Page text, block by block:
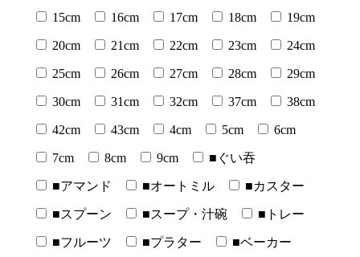
15cm 16cm 17cm 18cm 19cm
20cm 21cm 22cm 23cm 24cm
25cm 26cm 27cm 28cm 29cm
30cm 31cm 32cm 37cm 38cm
42cm 43cm 4cm 5cm 6cm
7cm 8cm 9cm ■ぐい吞
■アマンド ■オートミル ■カスター
■スプーン ■スープ・汁碗 ■トレー
■フルーツ ■プラター ■ベーカー